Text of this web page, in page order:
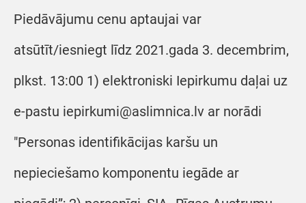
Piedāvājumu cenu aptaujai var
atsūtīt/iesniegt līdz 2021.gada 3. decembrim,
plkst. 13:00 1) elektroniski Iepirkumu daļai uz
e-pastu iepirkumi@aslimnica.lv ar norādi
"Personas identifikācijas karšu un
nepieciešamo komponentu iegāde ar